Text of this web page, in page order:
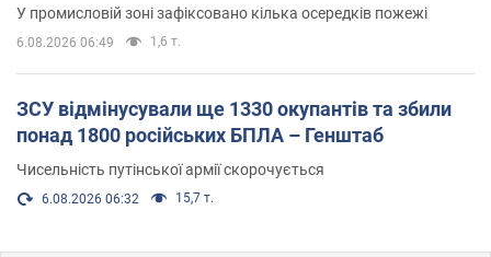
У промисловій зоні зафіксовано кілька осередків пожежі
6.08.2026 06:49 1,6 т.
ЗСУ відмінусували ще 1330 окупантів та збили
понад 1800 російських БПЛА – Генштаб
Чисельність путінської армії скорочується
6.08.2026 06:32 15,7 т.